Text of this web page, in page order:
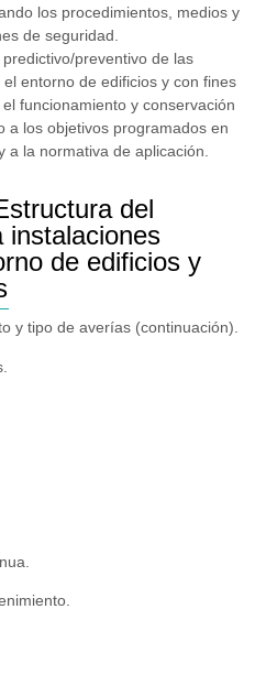
los procedimientos, medios y
de seguridad.
preventivo de las
entorno de edificios y con fines
funcionamiento y conservación
a los objetivos programados en
a la normativa de aplicación.
del
instalaciones
de edificios y
y tipo de averías (continuación).